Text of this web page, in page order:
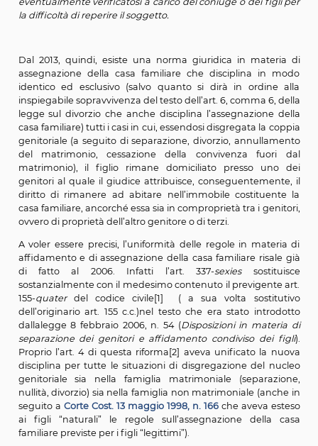
Dell'assegnazione il giudice tiene conto nella
meno nel caso che l'assegnatario non abiti o cessi di
stabilmente nella casa familiare o conviva more
contragga nuovo matrimonio. Il
assegnazione e quello di revoca sono trascrivibili e
ai terzi ai sensi dell'articolo 2643.
In presenza di figli minori, ciascuno dei genitori è
comunicare all'altro, entro il termine perentorio di
giorni, l'avvenuto cambiamento di residenza o di
mancata comunicazione obbliga al risarcimento del
eventualmente verificatosi a carico del coniuge o dei
la difficoltà di reperire il soggetto.
Dal 2013, quindi, esiste una norma giuridica in
assegnazione della casa familiare che disciplina
identico ed esclusivo (salvo quanto si dirà in
inspiegabile sopravvivenza del testo dell’art. 6, comma
legge sul divorzio che anche disciplina
casa familiare) tutti i casi in cui, essendosi disgregata la
genitoriale (a seguito di separazione, divorzio,
del matrimonio, cessazione della convivenza
matrimonio), il figlio rimane domiciliato presso
genitori al quale il giudice attribuisce,
diritto di rimanere ad abitare nell’immobile